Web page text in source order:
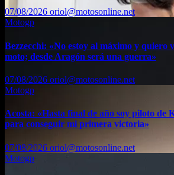
07/08/2026 oriol@motosonline.net
Motogp
Bezzecchi: «No estoy al máximo y quiero
moto; desde Aragón será una guerra»
07/08/2026 oriol@motosonline.net
Motogp
Acosta: «Hasta final de año soy piloto de
para conseguir mi primera victoria»
07/08/2026 oriol@motosonline.net
Motogp